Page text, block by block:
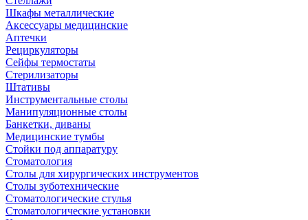
Шкафы металлические
Аксессуары медицинские
Аптечки
Рециркуляторы
Сейфы термостаты
Стерилизаторы
Штативы
Инструментальные столы
Манипуляционные столы
Банкетки, диваны
Медицинские тумбы
Стойки под аппаратуру
Стоматология
Столы для хирургических инструментов
Столы зуботехнические
Стоматологические стулья
Стоматологические установки